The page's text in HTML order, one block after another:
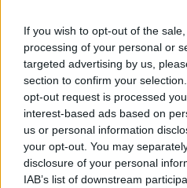
If you wish to opt-out of the
processing of your personal or
targeted advertising by us,
section to confirm your
opt-out request is processed
interest-based ads based on
us or personal information
your opt-out. You may
disclosure of your personal
IAB’s list of downstream
Tribunale Tempio
Inviaci le
i tuoi
Su
345 356